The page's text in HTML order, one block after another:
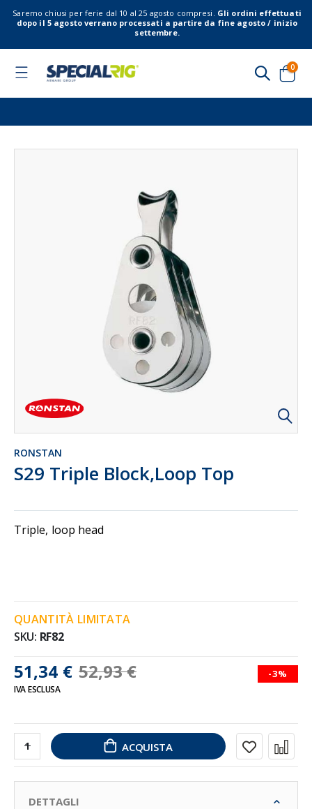
Saremo chiusi per ferie dal 10 al 25 agosto compresi. Gli ordini effettuati
dopo il 5 agosto verrano processati a partire da fine agosto / inizio
settembre.
Toggle
Cart
0
RONSTAN
S29 Triple Block,Loop Top
Triple, loop head
51,34 € 52,93 € -3%
IVA ESCLUSA
QUANTITÀ LIMITATA
SKU RF82
ACQUISTA
DETTAGLI